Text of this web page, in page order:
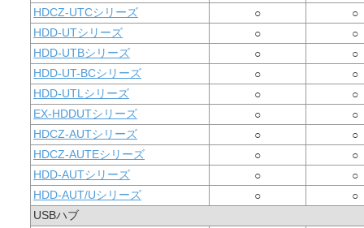
HDCZ-UTCシリーズ
○
○
HDD-UTシリーズ
○
○
HDD-UTBシリーズ
○
○
HDD-UT-BCシリーズ
○
○
HDD-UTLシリーズ
○
○
EX-HDDUTシリーズ
○
○
HDCZ-AUTシリーズ
○
○
HDCZ-AUTEシリーズ
○
○
HDD-AUTシリーズ
○
○
HDD-AUT/Uシリーズ
○
○
USBハブ